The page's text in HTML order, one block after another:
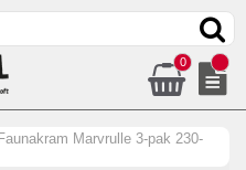
0
Faunakram Marvrulle 3-pak 230-